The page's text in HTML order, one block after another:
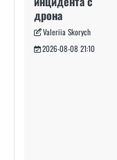
дрона
Valeriia Skorych
2026-08-08 21:10